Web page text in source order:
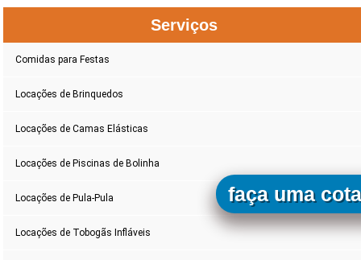
Serviços
Comidas para Festas
Locações de Brinquedos
Locações de Camas Elásticas
Locações de Piscinas de Bolinha
Locações de Pula-Pula
Locações de Tobogãs Infláveis
faça uma